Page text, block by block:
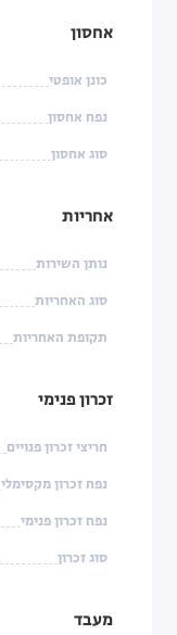
אחסון
כונן אופטי
נפח אחסון
סוג אחסון
אחריות
נותן השירות
סוג האחריות
תקופת האחריות
זכרון פנימי
חריצי זכרון פנויים
נפח זכרון מקסימלי
נפח זכרון פנימי
סוג זכרון
מעבד